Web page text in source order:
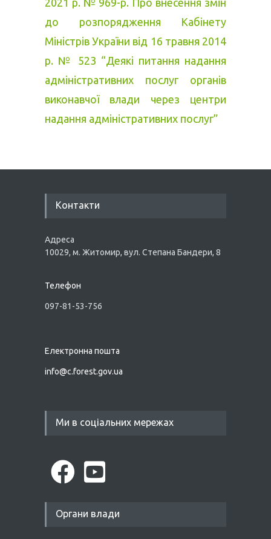
2021 р. № 969-р. Про внесення змін
до розпорядження Кабінету
Міністрів України від 16 травня 2014
р. № 523 “Деякі питання надання
адміністративних послуг органів
виконавчої влади через центри
надання адміністративних послуг”
Контакти
Адреса
10029, м. Житомир, вул. Степана Бандери, 8
Телефон
097-81-53-756
Електронна пошта
info@c.forest.gov.ua
Ми в соціальних мережах
Органи влади